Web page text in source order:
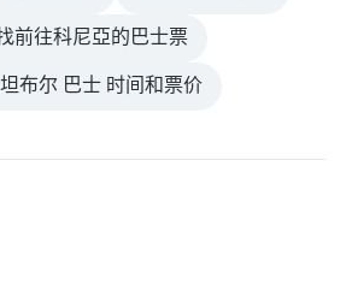
前往科尼亞的巴士票
布尔 巴士 时间和票价